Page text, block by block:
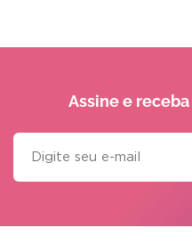
Assine e receba